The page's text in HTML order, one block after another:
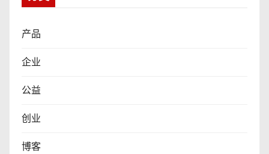
产品
企业
公益
创业
博客